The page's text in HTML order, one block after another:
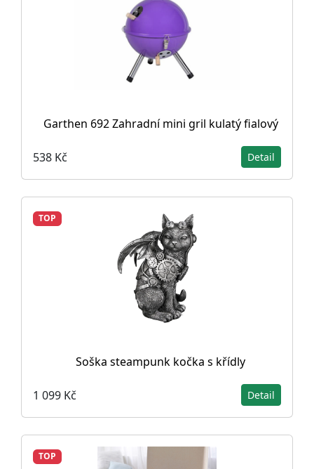
Garthen 692 Zahradní mini gril kulatý fialový
538 Kč Detail
TOP
Soška steampunk kočka s křídly
1 099 Kč Detail
TOP